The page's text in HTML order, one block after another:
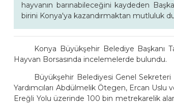
hayvanın barınabileceğini kaydeden
birini Konya'ya kazandırmaktan mutluluk
Konya Büyükşehir Belediye Başkanı
Hayvan Borsasında incelemelerde bulundu.
Büyükşehir Belediyesi Genel
Yardımcıları Abdülmelik Ötegen, Ercan Uslu
Ereğli Yolu üzerinde 100 bin metrekarelik